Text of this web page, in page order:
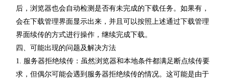
后，浏览器也会自动检测是否有未完成的下载任务。如果有，
会在下载管理界面显示出来，并且可以按照上述通过下载管理
界面续传的方式进行操作，继续完成下载。
四、可能出现的问题及解决方法
1. 服务器拒绝续传：虽然浏览器和本地条件都满足断点续传要
求，但偶尔可能会遇到服务器拒绝续传的情况。这可能是由于